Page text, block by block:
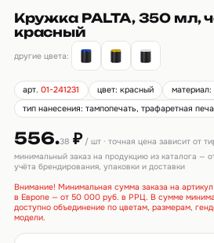
Кружка PALTA, 350 мл,
красный
другие цвета:
арт.01-241231 цвет: красный
тип нанесения: тампопечать, трафаретная
556.38₽/ шт · точная цена зависит от
минимальный заказ на продукцию из каталога —
учёта брендирования, упаковки и доставки
Внимание! Минимальная сумма заказа на
в Европе — от 50 000 руб. в РРЦ. В сумме
доступно объединение по цветам, размерам,
модели.